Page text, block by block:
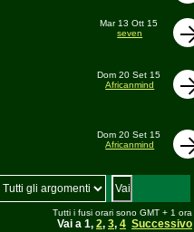
Mar 13 Ott 15
seven
Dom 20 Set 15
Africanmind
Dom 20 Set 15
Africanmind
Tutti i fusi orari sono GMT + 1 ora
Vai a 1, 2, 3, 4 Successivo